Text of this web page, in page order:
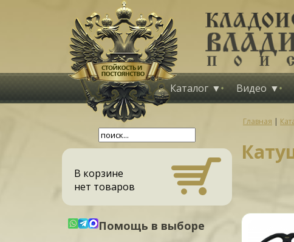
Каталог Видео
В корзине
нет товаров
Помощь в выборе
Главная |